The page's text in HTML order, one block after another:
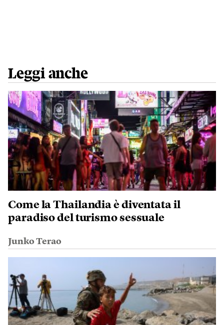
Leggi anche
Come la Thailandia è diventata il
paradiso del turismo sessuale
Junko Terao